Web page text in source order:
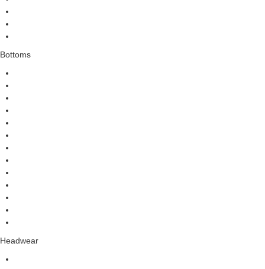
Bottoms
Headwear